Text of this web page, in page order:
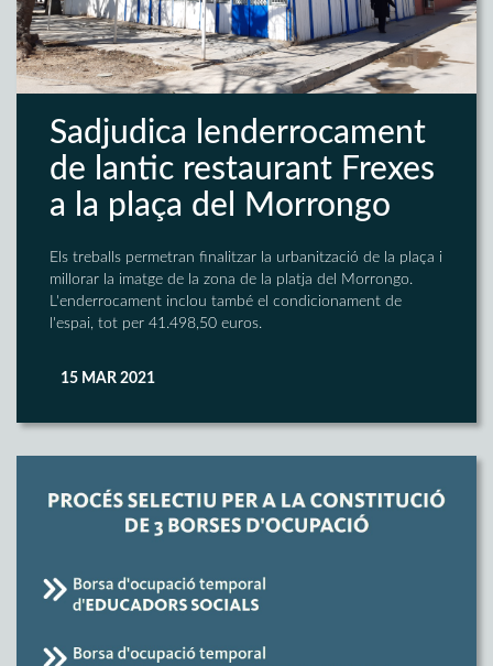
Sadjudica lenderrocament
de lantic restaurant Frexes
a la plaça del Morrongo
Els treballs permetran finalitzar la urbanització de la plaça i
millorar la imatge de la zona de la platja del Morrongo.
L'enderrocament inclou també el condicionament de
l'espai, tot per 41.498,50 euros.
15 MAR 2021